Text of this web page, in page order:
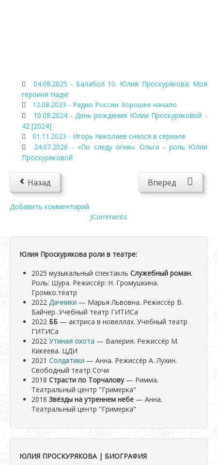
04.08.2025 - Балабол 10. Юлия Проскурякова: Моя
героиня Надя!
12.08.2023 - Радио России. Хорошее начало
10.08.2024 - День рождения Юлии Проскуряковой -
42 [2024]
01.11.2023 - Игорь Николаев снялся в сериале
24.07.2026 - «По следу огня»: Ольга - роль Юлии
Проскуряковой
Назад Вперед
Добавить комментарий
JComments
Юлия Проскурякова роли в театре:
2025 музыкальный спектакль Служебный роман.
Роль: Шура. Режиссёр: Н. Громушкина.
Громко.театр
2022 Дачники — Марья Львовна. Режиссёр В.
Байчер. Учебный театр ГИТИСа
2022 ББ — актриса в новеллах. Учебный театр
ГИТИСа
2022 Утиная охота — Валерия. Режиссёр М.
Кикеева. ЦДИ
2021 Солдатики — Анна. Режиссёр А. Лухин.
Свободный театр Сочи
2018 Страсти по Торчалову — Римма.
Театральный центр "Гримерка"
2018 Звёзды на утреннем небе — Анна.
Театральный центр "Гримерка"
ЮЛИЯ ПРОСКУРЯКОВА | БИОГРАФИЯ